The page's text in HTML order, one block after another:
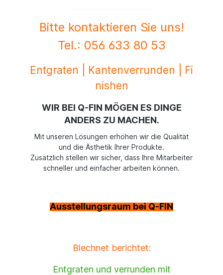
Bitte kontaktieren Sie uns!
Tel.: 056 633 80 53
Entgraten Kantenverrunden
Fi
nishen
WIR BEI Q-FIN MÖGEN ES DINGE
ANDERS ZU MACHEN.
Mit unseren Lösungen erhöhen wir die Qualität
und die Ästhetik Ihrer Produkte.
Zusätzlich stellen wir sicher, dass Ihre Mitarbeiter
schneller und einfacher arbeiten können.
Ausstellungsraum bei Q-FIN
Blechnet berichtet:
Entgraten und verrunden mit